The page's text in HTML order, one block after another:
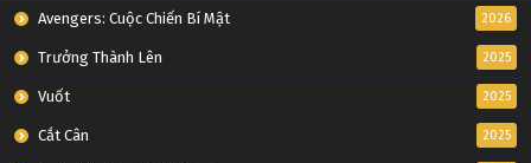
Avengers: Cuộc Chiến Bí Mật 2026
Trưởng Thành Lên 2025
Vuốt 2025
Cắt Cân 2025